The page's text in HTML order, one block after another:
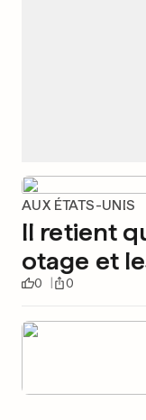
AUX ÉTATS-UNIS
Il retient
otage et
0 0